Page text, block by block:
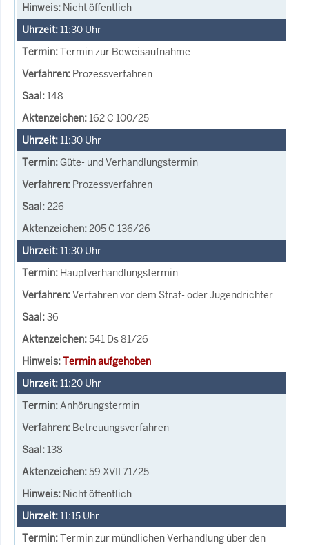
Nicht öffentlich
11:30 Uhr
Termin zur Beweisaufnahme
Prozessverfahren
148
162 C 100/25
11:30 Uhr
Güte- und Verhandlungstermin
Prozessverfahren
226
205 C 136/26
11:30 Uhr
Hauptverhandlungstermin
Verfahren vor dem Straf- oder Jugendrichter
36
541 Ds 81/26
Termin aufgehoben
11:20 Uhr
Anhörungstermin
Betreuungsverfahren
138
59 XVII 71/25
Nicht öffentlich
11:15 Uhr
Termin zur mündlichen Verhandlung über den